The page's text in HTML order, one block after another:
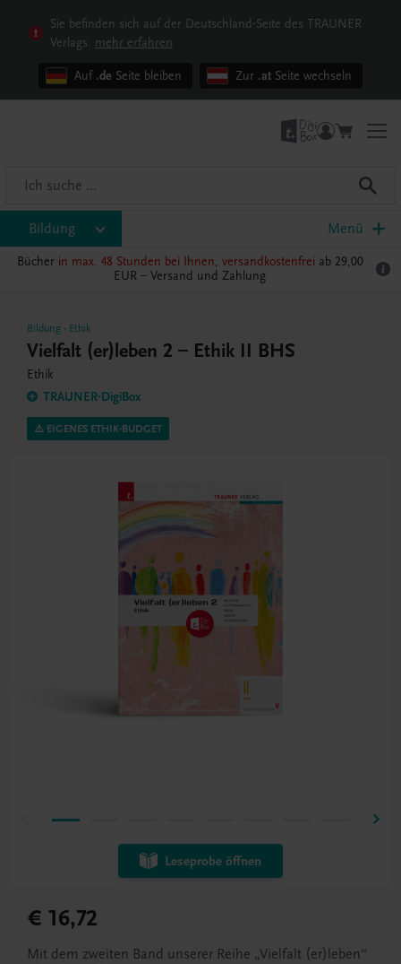
Sie befinden sich auf der Deutschland-Seite des TRAUNER
Verlags. mehr erfahren
Auf .de Seite bleiben Zur .at Seite wechseln
Bildung Menü
Bücher in max. 48 Stunden bei Ihnen, versandkostenfrei ab 29,00
EUR – Versand und Zahlung
Bildung - Ethik
Vielfalt (er)leben 2 – Ethik II BHS
Ethik
TRAUNER-DigiBox
⚠️ EIGENES ETHIK-BUDGET
Leseprobe öffnen
€ 16,72
Mit dem zweiten Band unserer Reihe „Vielfalt (er)leben“